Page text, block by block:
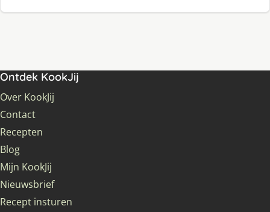
Ontdek KookJij
Over KookJij
Contact
Recepten
Blog
Mijn KookJij
Nieuwsbrief
Recept insturen